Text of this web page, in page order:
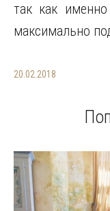
так как
максимально
20.02.2018